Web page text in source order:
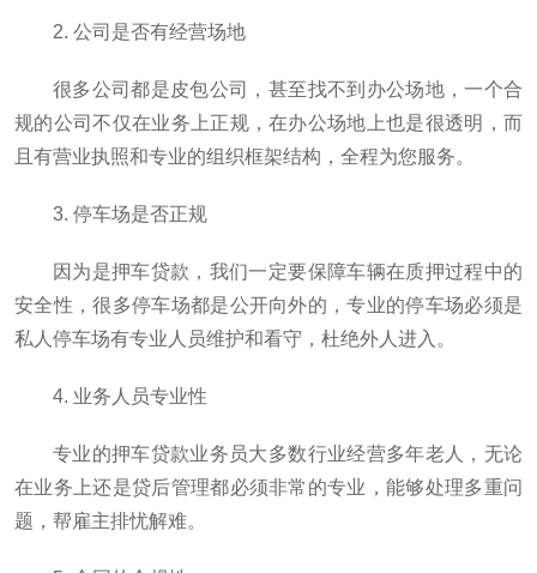
2. 公司是否有经营场地
很多公司都是皮包公司，甚至找不到办公场地，一个合
规的公司不仅在业务上正规，在办公场地上也是很透明，而
且有营业执照和专业的组织框架结构，全程为您服务。
3. 停车场是否正规
因为是押车贷款，我们一定要保障车辆在质押过程中的
安全性，很多停车场都是公开向外的，专业的停车场必须是
私人停车场有专业人员维护和看守，杜绝外人进入。
4. 业务人员专业性
专业的押车贷款业务员大多数行业经营多年老人，无论
在业务上还是贷后管理都必须非常的专业，能够处理多重问
题，帮雇主排忧解难。